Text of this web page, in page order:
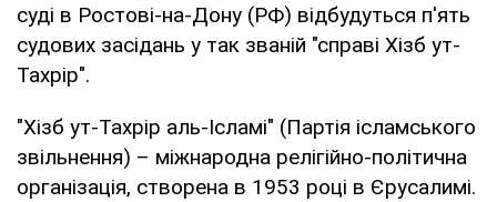
суді в Ростові-на-Дону (РФ) відбудуться п'ять
судових засідань у так званій "справі Хізб ут-
Тахрір".
"Хізб ут-Тахрір аль-Ісламі" (Партія ісламського
звільнення) – міжнародна релігійно-політична
організація, створена в 1953 році в Єрусалимі.